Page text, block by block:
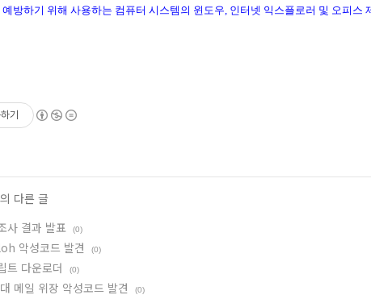
방하기 위해 사용하는 컴퓨터 시스템의 윈도우, 인터넷 익스플로러 및 오피스
기
다른 글
사 결과 발표
(0)
악성코드 발견 (0)
트 다운로더 (0)
메일 위장 악성코드 발견 (0)